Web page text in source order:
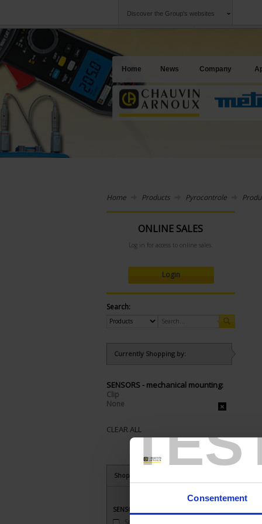
Consentement
Discover the Group's websites
Home News Company
Home Products Pyrocontrole
ONLINE SALES
Log in for access to online sales.
Login
Search:
Currently Shopping by:
SENSORS - mechanical mounting:
Clip
None
CLEAR ALL
Shop By
SENSORS - applications
Surface temperature